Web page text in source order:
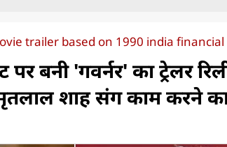
trailer based on 1990 india financial
बनी 'गवर्नर' का ट्रेलर
शाह संग काम करने